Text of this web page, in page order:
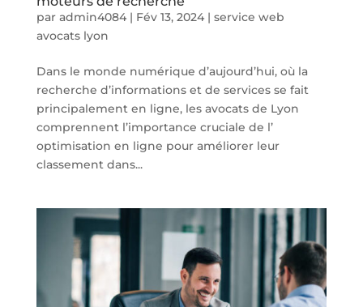
par admin4084| Fév 13, 2024| service web
avocats lyon
Dans le monde numérique d’aujourd’hui, où la
recherche d’informations et de services se fait
principalement en ligne, les avocats de Lyon
comprennent l’importance cruciale de l’
optimisation en ligne pour améliorer leur
classement dans...